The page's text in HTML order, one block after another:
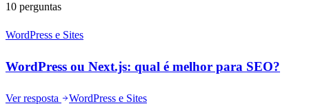
10 perguntas
WordPress e Sites
WordPress ou Next.js: qual é melhor para SEO?
Ver resposta WordPress e Sites